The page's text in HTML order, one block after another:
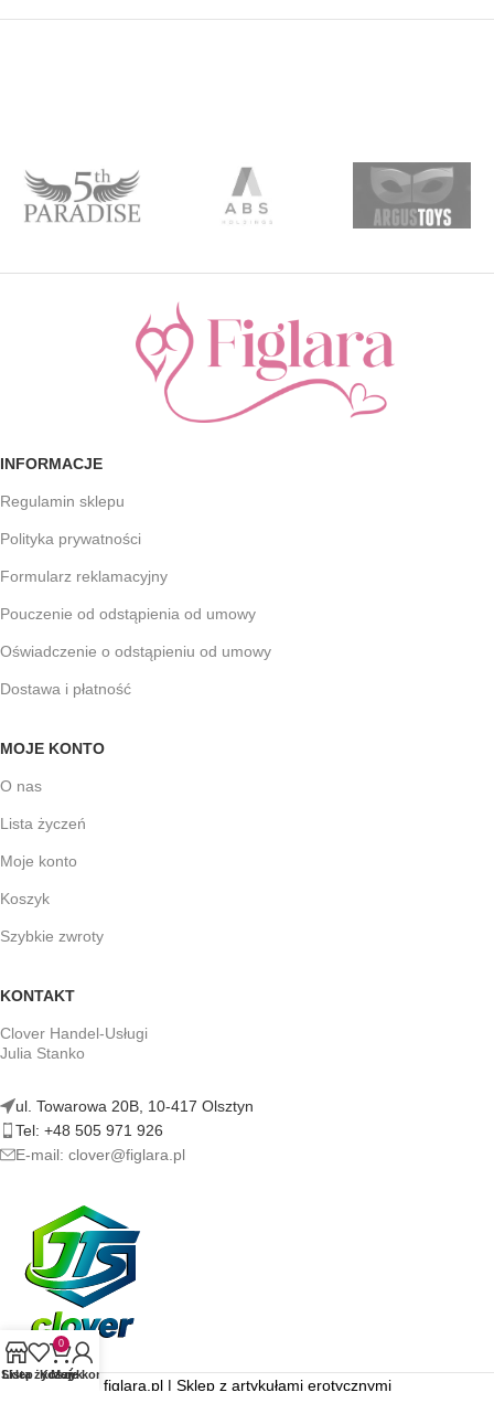
INFORMACJE
Regulamin sklepu
Polityka prywatności
Formularz reklamacyjny
Pouczenie od odstąpienia od umowy
Oświadczenie o odstąpieniu od umowy
Dostawa i płatność
MOJE KONTO
O nas
Lista życzeń
Moje konto
Koszyk
Szybkie zwroty
KONTAKT
Clover Handel-Usługi
Julia Stanko
ul. Towarowa 20B, 10-417 Olsztyn
Tel: +48 505 971 926
E-mail: clover@figlara.pl
figlara.pl | Sklep z artykułami erotycznymi
Sklep
Lista życzeń
0
Koszyk
Moje konto